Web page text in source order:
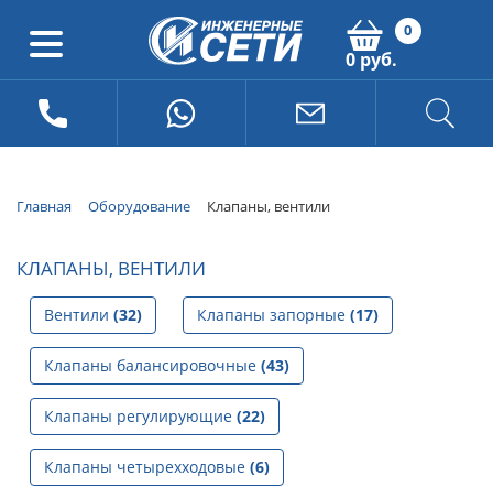
0
0 руб.
Главная Оборудование Клапаны, вентили
КЛАПАНЫ, ВЕНТИЛИ
Вентили (32) Клапаны запорные (17)
Клапаны балансировочные (43)
Клапаны регулирующие (22)
Клапаны четырехходовые (6)